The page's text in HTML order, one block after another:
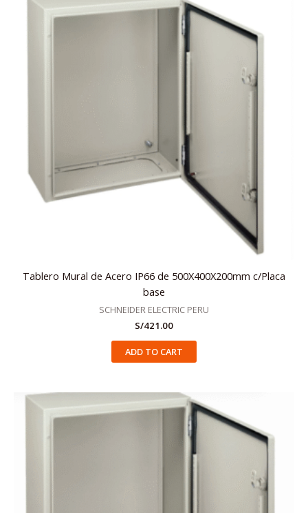
Tablero Mural de Acero IP66 de 500X400X200mm c/Placa
base
SCHNEIDER ELECTRIC PERU
S/421.00
ADD TO CART